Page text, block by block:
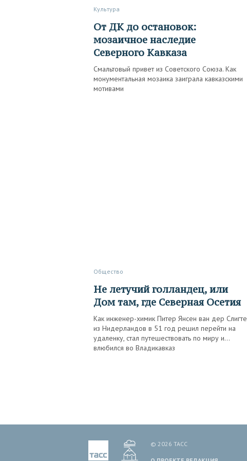
Культура
От ДК до остановок:
мозаичное наследие
Северного Кавказа
Смальтовый привет из Советского Союза. Как
монументальная мозаика заиграла кавказскими
мотивами
Общество
Не летучий голландец, или
Дом там, где Северная Осетия
Как инженер-химик Питер Янсен ван дер Слигте
из Нидерландов в 51 год решил перейти на
удаленку, стал путешествовать по миру и…
влюбился во Владикавказ
© 2026 ТАСС